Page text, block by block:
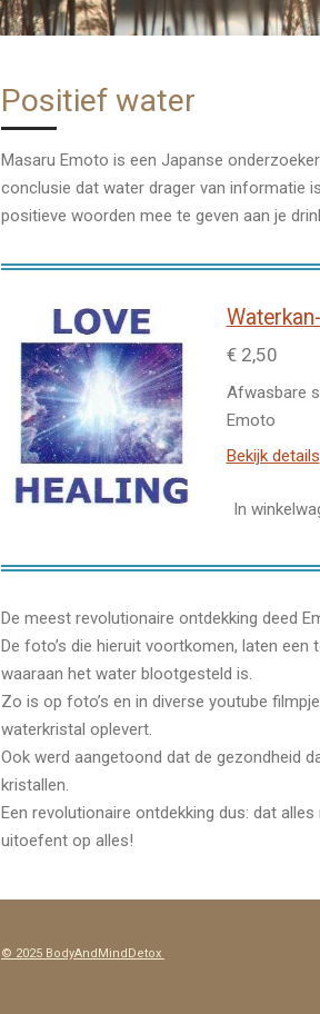
Positief water
Masaru Emoto is een Japanse
conclusie dat water drager van informatie
positieve woorden mee te geven aan je
€ 2,50
Afwasbare
Emoto
Bekijk details
In
De meest revolutionaire ontdekking deed
De foto’s die hieruit voortkomen, laten
waaraan het water blootgesteld is.
Zo is op foto’s en in diverse youtube
waterkristal oplevert.
Ook werd aangetoond dat de gezondheid
kristallen.
Een revolutionaire ontdekking dus: dat
uitoefent op alles!
© 2025 BodyAndMindDetox